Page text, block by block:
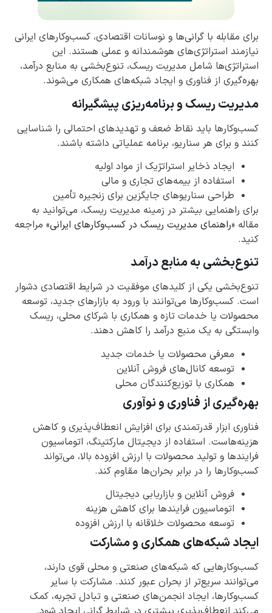
برای مقابله با گرانی‌ها و نوسانات اقتصادی، کسب‌وکارهای ایرانی
نیازمند استراتژی‌های هوشمندانه و عملی هستند. این
استراتژی‌ها شامل مدیریت ریسک، تنوع‌بخشی به منابع درآمد،
بهره‌گیری از فناوری و ایجاد شبکه‌های همکاری می‌شوند.
مدیریت ریسک و برنامه‌ریزی پیشگیرانه
کسب‌وکارها باید نقاط ضعف و تهدیدهای احتمالی را شناسایی
کنند و برای هر سناریو، برنامه عملیاتی داشته باشند.
ایجاد ذخایر استراتژیک از مواد اولیه
استفاده از بیمه‌های تجاری و مالی
طراحی سناریوهای جایگزین برای زنجیره تأمین
برای راهنمایی بیشتر در زمینه مدیریت ریسک، می‌توانید به
مقاله «راهنمای مدیریت ریسک در کسب‌وکارهای ایرانی» مراجعه
کنید.
تنوع‌بخشی به منابع درآمد
تنوع‌بخشی یکی از کلیدهای موفقیت در شرایط اقتصادی دشوار
است. کسب‌وکارها می‌توانند با ورود به بازارهای جدید، توسعه
محصولات یا خدمات تازه و همکاری با شرکای محلی، ریسک
وابستگی به یک منبع درآمد را کاهش دهند.
معرفی محصولات یا خدمات جدید
توسعه کانال‌های فروش آنلاین
همکاری با توزیع‌کنندگان محلی
بهره‌گیری از فناوری و نوآوری
فناوری ابزار قدرتمندی برای افزایش انعطاف‌پذیری و کاهش
هزینه‌هاست. استفاده از دیجیتال مارکتینگ، اتوماسیون
فرایندها و تولید محصولات با ارزش افزوده بالا، می‌تواند
کسب‌وکارها را در برابر بحران‌ها مقاوم کند.
فروش آنلاین و بازاریابی دیجیتال
اتوماسیون فرایندها برای کاهش هزینه
توسعه محصولات خلاقانه با ارزش افزوده
ایجاد شبکه‌های همکاری و مشارکت
کسب‌وکارهایی که شبکه‌های صنعتی و محلی قوی دارند،
می‌توانند سریع‌تر از بحران عبور کنند. مشارکت با سایر
کسب‌وکارها، ایجاد انجمن‌های صنعتی و تبادل تجربه، کمک